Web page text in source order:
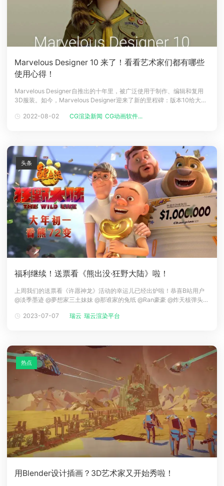
Marvelous Designer 10 来了！看看艺术家们都有哪些
使用心得！
Marvelous Designer自推出的十年里，被广泛使用于制作、编辑和复用
3D服装。如今，Marvelous Designer迎来了新的里程碑：版本10给大家
服装制作方法采用到3D建模中，还增加了许多新的关键功能，包括：自动
2022-08-02 CG渲染新闻 CG动画软件...
福利继续！送票看《熊出没·狂野大陆》啦！
上周我们的送票看《许愿神龙》活动的幸运儿已经出炉啦！恭喜B站用户
@淡季墨迹 @夢想家三土妹妹 @那谁家的兔纸 @Ran豪豪 @炸天核弹头
电影都是满满的期待呀！大年初一，由瑞云渲染提供云渲染服务的动画电
2023-07-07 瑞云 瑞云渲染平台
头条
用Blender设计插画？3D艺术家又开始秀啦！
热点